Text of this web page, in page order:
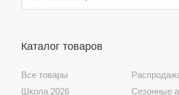
Каталог товаров
Все товары
Школа 2026
Сезонные